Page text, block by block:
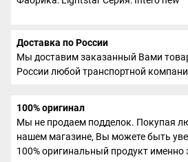
Доставка по России
Мы доставим заказанный Вами
России любой транспортной
100% оригинал
Мы не продаем подделок. Покупая
нашем магазине, Вы можете быть
100% оригинальный продукт именно